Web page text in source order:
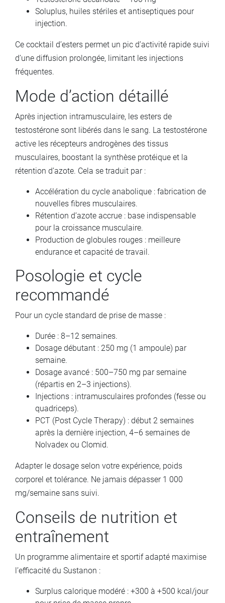
Soluplus, huiles stériles et antiseptiques pour
injection.
Ce cocktail d’esters permet un pic d’activité rapide suivi
d’une diffusion prolongée, limitant les injections
fréquentes.
Mode d’action détaillé
Après injection intramusculaire, les esters de
testostérone sont libérés dans le sang. La testostérone
active les récepteurs androgènes des tissus
musculaires, boostant la synthèse protéique et la
rétention d’azote. Cela se traduit par :
Accélération du cycle anabolique : fabrication de
nouvelles fibres musculaires.
Rétention d’azote accrue : base indispensable
pour la croissance musculaire.
Production de globules rouges : meilleure
endurance et capacité de travail.
Posologie et cycle
recommandé
Pour un cycle standard de prise de masse :
Durée : 8–12 semaines.
Dosage débutant : 250 mg (1 ampoule) par
semaine.
Dosage avancé : 500–750 mg par semaine
(répartis en 2–3 injections).
Injections : intramusculaires profondes (fesse ou
quadriceps).
PCT (Post Cycle Therapy) : début 2 semaines
après la dernière injection, 4–6 semaines de
Nolvadex ou Clomid.
Adapter le dosage selon votre expérience, poids
corporel et tolérance. Ne jamais dépasser 1 000
mg/semaine sans suivi.
Conseils de nutrition et
entraînement
Un programme alimentaire et sportif adapté maximise
l’efficacité du Sustanon :
Surplus calorique modéré : +300 à +500 kcal/jour